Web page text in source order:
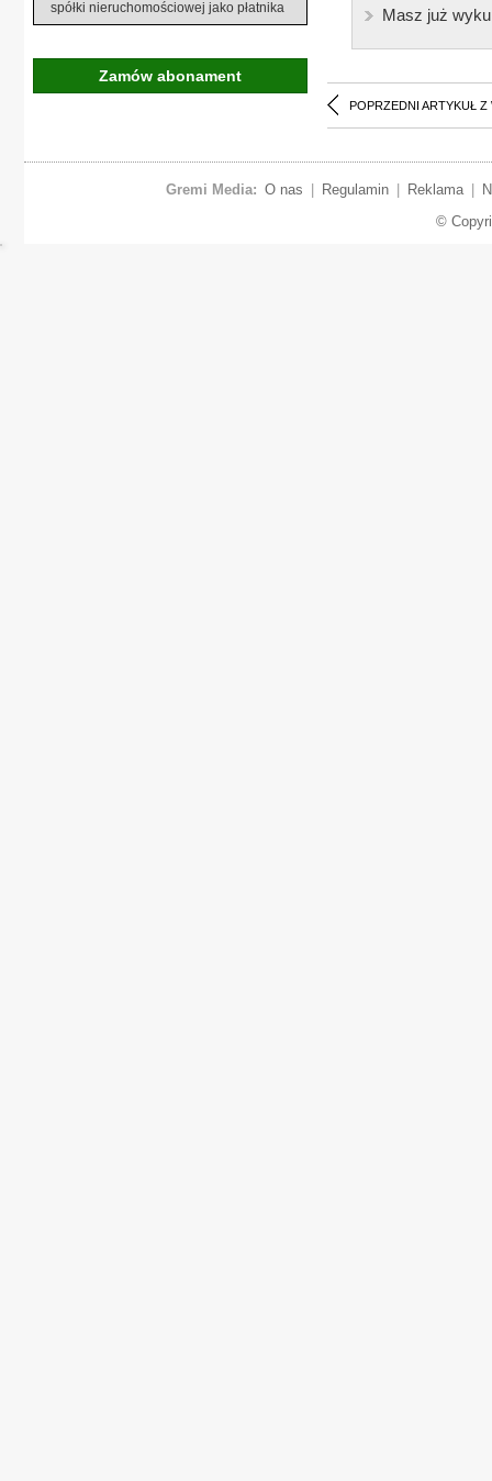
Masz już
POPRZEDNI ARTYKUŁ Z
spółki nieruchomościowej jako płatnika
Zamów abonament
Gremi Media: O nas Regulamin Reklama
©